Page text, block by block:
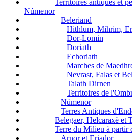
Territoires antiques et
Númenor
Beleriand
Hithlum, Mihrim,
Dor-Lomin
Doriath
Echoriath
Marches de
Nevrast, Falas et
Talath Dirnen
Territoires de
Númenor
Terres Antiques
Belegaer, Helcaraxë et
Terre du Milieu à partir
Arnor et Eriador